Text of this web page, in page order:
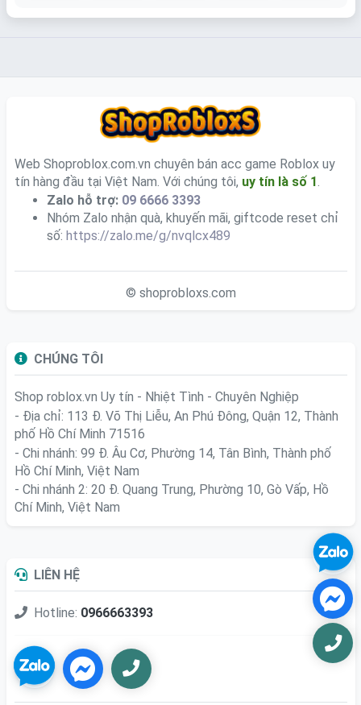
Web Shoproblox.com.vn chuyên bán acc game Roblox uy
tín hàng đầu tại Việt Nam. Với chúng tôi, uy tín là số 1.
Zalo hỗ trợ: 09 6666 3393
Nhóm Zalo nhận quà, khuyến mãi, giftcode reset chỉ
số: https://zalo.me/g/nvqlcx489
© shoprobloxs.com
CHÚNG TÔI
Shop roblox.vn Uy tín - Nhiệt Tình - Chuyên Nghiệp
- Địa chỉ: 113 Đ. Võ Thị Liễu, An Phú Đông, Quận 12, Thành
phố Hồ Chí Minh 71516
- Chi nhánh: 99 Đ. Âu Cơ, Phường 14, Tân Bình, Thành phố
Hồ Chí Minh, Việt Nam
- Chi nhánh 2: 20 Đ. Quang Trung, Phường 10, Gò Vấp, Hồ
Chí Minh, Việt Nam
LIÊN HỆ
Hotline: 0966663393